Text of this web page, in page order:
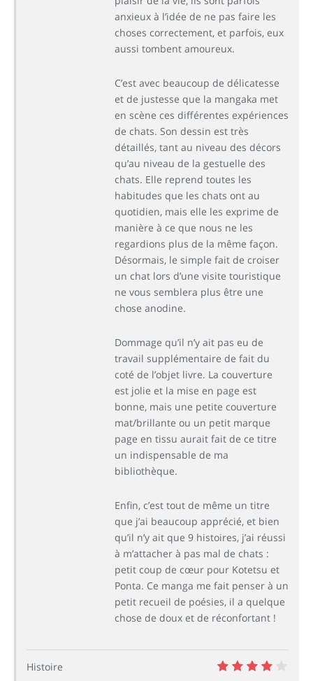
anxieux à l’idée de ne pas faire les
choses correctement, et parfois, eux
aussi tombent amoureux.
C’est avec beaucoup de délicatesse
et de justesse que la mangaka met
en scène ces différentes expériences
de chats. Son dessin est très
détaillés, tant au niveau des décors
qu’au niveau de la gestuelle des
chats. Elle reprend toutes les
habitudes que les chats ont au
quotidien, mais elle les exprime de
manière à ce que nous ne les
regardions plus de la même façon.
Désormais, le simple fait de croiser
un chat lors d’une visite touristique
ne vous semblera plus être une
chose anodine.
Dommage qu’il n’y ait pas eu de
travail supplémentaire de fait du
coté de l’objet livre. La couverture
est jolie et la mise en page est
bonne, mais une petite couverture
mat/brillante ou un petit marque
page en tissu aurait fait de ce titre
un indispensable de ma
bibliothèque.
Enfin, c’est tout de même un titre
que j’ai beaucoup apprécié, et bien
qu’il n’y ait que 9 histoires, j’ai réussi
à m’attacher à pas mal de chats :
petit coup de cœur pour Kotetsu et
Ponta. Ce manga me fait penser à un
petit recueil de poésies, il a quelque
chose de doux et de réconfortant !
Histoire